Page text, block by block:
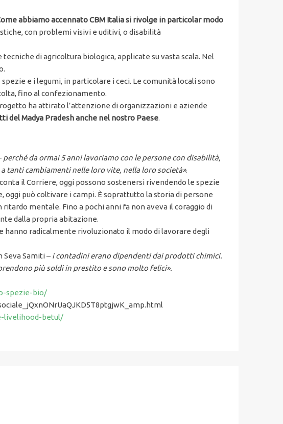
abbiamo accennato CBM Italia si rivolge in particolar modo
con problemi visivi e uditivi, o disabilità
di agricoltura biologica, applicate su vasta scala. Nel
e i legumi, in particolare i ceci. Le comunità locali sono
fino al confezionamento.
ha attirato l’attenzione di organizzazioni e aziende
del Madya Pradesh anche nel nostro Paese.
perché da ormai 5 anni lavoriamo con le persone con disabilità,
tanti cambiamenti nelle loro vite, nella loro società».
il Corriere, oggi possono sostenersi rivendendo le spezie
oggi può coltivare i campi. È soprattutto la storia di persone
mentale. Fino a pochi anni fa non aveva il coraggio di
dalla propria abitazione.
hanno radicalmente rivoluzionato il modo di lavorare degli
Seva Samiti – i contadini erano dipendenti dai prodotti chimici.
più soldi in prestito e sono molto felici».
spezie-bio/
livelihood-betul/